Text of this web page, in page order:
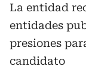
La entidad
entidades
presiones
candidato